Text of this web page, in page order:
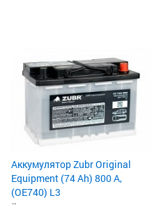
Аккумулятор Zubr Original
Equipment (74 Ah) 800 А,
(OE740) L3